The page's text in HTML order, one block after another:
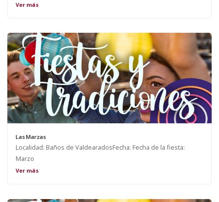
Ver más
Las Marzas
Localidad: Baños de ValdearadosFecha: Fecha de la fiesta:
Marzo
Ver más